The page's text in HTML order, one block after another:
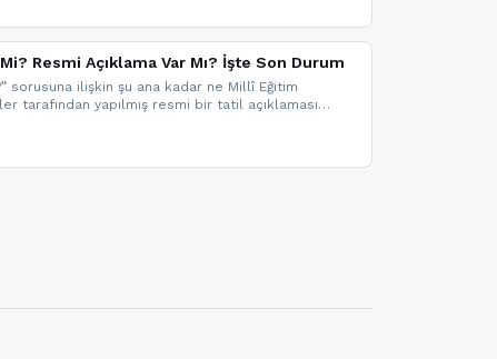
Resmi Açıklama Var Mı? İşte Son Durum
sorusuna ilişkin şu ana kadar ne Millî Eğitim
tarafından yapılmış resmi bir tatil açıklaması
şekilde haberdar olmak için sitemizi takip edebilir ve